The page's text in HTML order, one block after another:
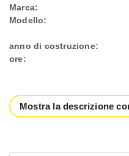
Marca:
Modello:
anno di costruzione:
ore:
Mostra la descrizione